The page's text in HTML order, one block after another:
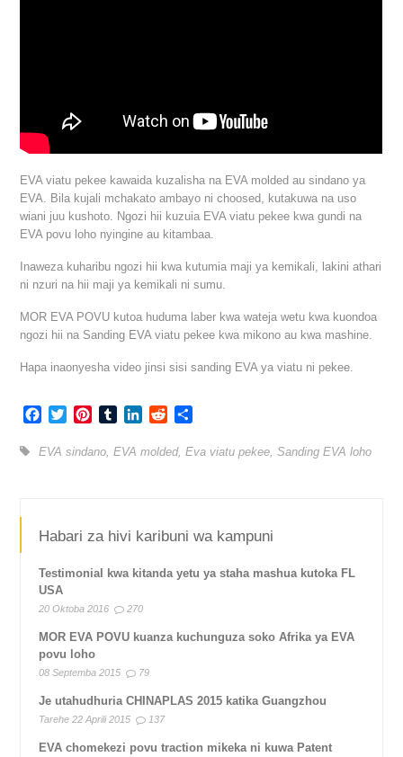
EVA viatu pekee kawaida kuzalisha na EVA molded au sindano ya
EVA. Bila kujali mchakato ambayo ni choosed, kutakuwa na uso
wiani juu kushoto. Ngozi hii kuzuia EVA viatu pekee kwa gundi na
EVA povu loho nyingine au kitambaa.
Inaweza kuharibu ngozi hii kwa kutumia maji ya kemikali, lakini athari
ni nzuri na hii maji ya kemikali ni sumu.
MOR EVA POVU kutoa huduma laber kwa wateja wetu kwa kuondoa
ngozi hii na Sanding EVA viatu pekee kwa mikono au kwa mashine.
Hapa inaonyesha video jinsi sisi sanding EVA ya viatu ni pekee.
Facebook
TwitterPinterestTumblrLinkedInReddit
EVA sindano,EVA molded,Eva viatu pekee,Sanding EVA loho
Habari za hivi karibuni wa kampuni
Testimonial kwa kitanda yetu ya staha mashua kutoka FL
USA
20 Oktoba 2016 270
MOR EVA POVU kuanza kuchunguza soko Afrika ya EVA
povu loho
08 Septemba 2015 79
Je utahudhuria CHINAPLAS 2015 katika Guangzhou
Tarehe 22 Aprili 2015 137
EVA chomekezi povu traction mikeka ni kuwa Patent